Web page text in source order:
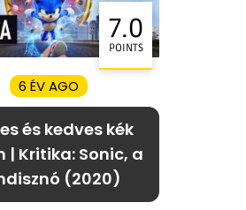
7.0
POINTS
6 ÉV AGO
és kedves kék
| Kritika: Sonic, a
(2020)